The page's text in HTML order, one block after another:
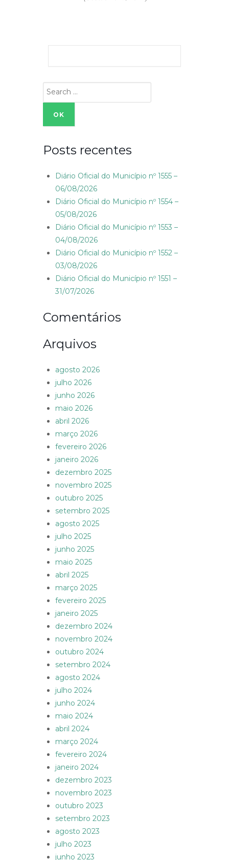
Search
for:
Posts recentes
Diário Oficial do Município nº 1555 –
06/08/2026
Diário Oficial do Município nº 1554 –
05/08/2026
Diário Oficial do Município nº 1553 –
04/08/2026
Diário Oficial do Município nº 1552 –
03/08/2026
Diário Oficial do Município nº 1551 –
31/07/2026
Comentários
Arquivos
agosto 2026
julho 2026
junho 2026
maio 2026
abril 2026
março 2026
fevereiro 2026
janeiro 2026
dezembro 2025
novembro 2025
outubro 2025
setembro 2025
agosto 2025
julho 2025
junho 2025
maio 2025
abril 2025
março 2025
fevereiro 2025
janeiro 2025
dezembro 2024
novembro 2024
outubro 2024
setembro 2024
agosto 2024
julho 2024
junho 2024
maio 2024
abril 2024
março 2024
fevereiro 2024
janeiro 2024
dezembro 2023
novembro 2023
outubro 2023
setembro 2023
agosto 2023
julho 2023
junho 2023